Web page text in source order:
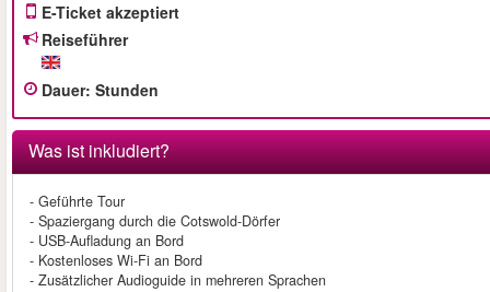
E-Ticket akzeptiert
Reiseführer
Dauer: Stunden
Was ist inkludiert?
- Geführte Tour
- Spaziergang durch die Cotswold-Dörfer
- USB-Aufladung an Bord
- Kostenloses Wi-Fi an Bord
- Zusätzlicher Audioguide in mehreren Sprachen